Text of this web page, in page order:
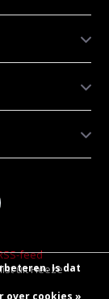
feed
uit HeezeIs dat
over cookies »